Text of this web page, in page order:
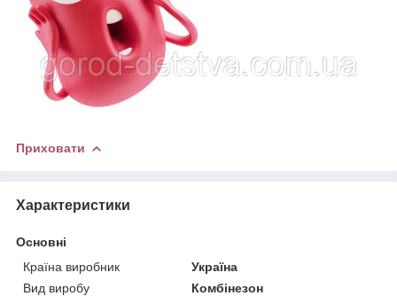
Приховати
Характеристики
Основні
Країна виробник
Україна
Вид виробу
Комбінезон